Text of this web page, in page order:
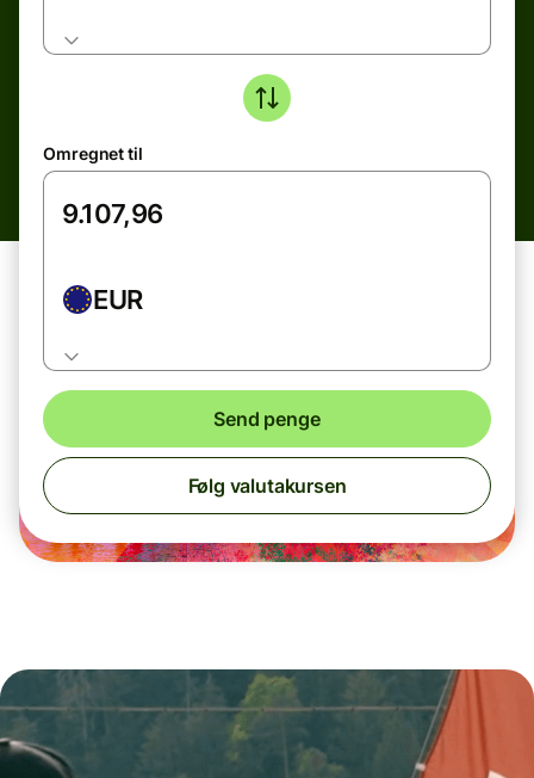
Omregnet til
EUR
Send penge
Følg valutakursen